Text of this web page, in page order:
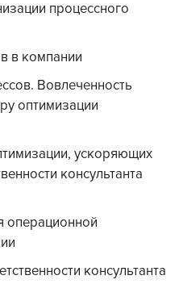
процессного
в компании
Вовлеченность
оптимизации
ускоряющих
консультанта
операционной
консультанта